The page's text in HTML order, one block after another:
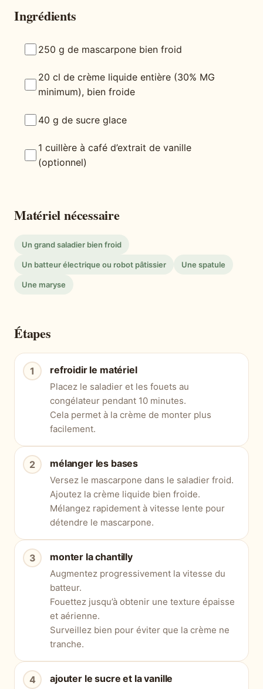
Ingrédients
250 g de mascarpone bien froid
20 cl de crème liquide entière (30% MG
minimum), bien froide
40 g de sucre glace
1 cuillère à café d’extrait de vanille
(optionnel)
Matériel nécessaire
Un grand saladier bien froid
Un batteur électrique ou robot pâtissier Une spatule
Une maryse
Étapes
refroidir le matériel
Placez le saladier et les fouets au
congélateur pendant 10 minutes.
Cela permet à la crème de monter plus
facilement.
mélanger les bases
Versez le mascarpone dans le saladier froid.
Ajoutez la crème liquide bien froide.
Mélangez rapidement à vitesse lente pour
détendre le mascarpone.
monter la chantilly
Augmentez progressivement la vitesse du
batteur.
Fouettez jusqu’à obtenir une texture épaisse
et aérienne.
Surveillez bien pour éviter que la crème ne
tranche.
ajouter le sucre et la vanille